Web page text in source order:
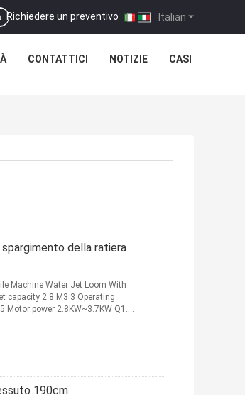
Italian
Richiedere un preventivo |
CONTATTICI NOTIZIE CASI
della ratiera
Machine Water Jet Loom With
capacity 2.8 M3 3 Operating
Motor power 2.8KW~3.7KW Q1.
190cm